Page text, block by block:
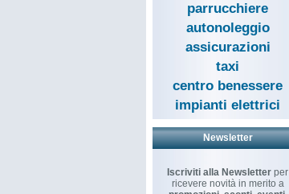
parrucchiere
autonoleggio
assicurazioni
taxi
centro benessere
impianti elettrici
Newsletter
Iscriviti alla Newsletter per
ricevere novità in merito a